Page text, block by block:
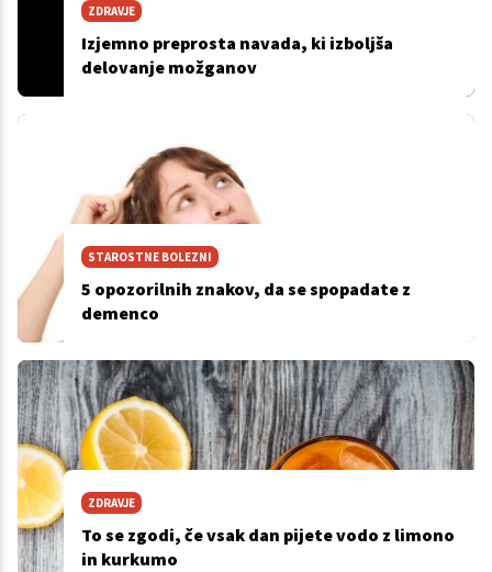
ZDRAVJE
Izjemno preprosta navada, ki izboljša
delovanje možganov
STAROSTNE BOLEZNI
5 opozorilnih znakov, da se spopadate z
demenco
ZDRAVJE
To se zgodi, če vsak dan pijete vodo z limono
in kurkumo